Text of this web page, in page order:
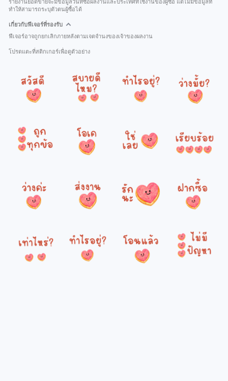
รายงานยอดขายจะมีข้อมูลวันที่ซื้อผลงานและประเทศที่ใช้งานของผู้ซื้อ แต่ไม่มีข้อมูลที่
ทำให้สามารถระบุตัวตนผู้ซื้อได้
เกี่ยวกับฟีเจอร์ที่รองรับ
ฟีเจอร์อาจถูกยกเลิกภายหลังตามเจตจำนงของเจ้าของผลงาน
โปรดแตะที่สติกเกอร์เพื่อดูตัวอย่าง